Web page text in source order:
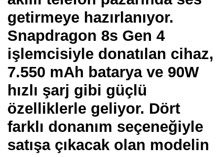
getirmeye hazırlanıyor.
Snapdragon 8s Gen 4
işlemcisiyle donatılan cihaz,
7.550 mAh batarya ve 90W
hızlı şarj gibi güçlü
özelliklerle geliyor. Dört
farklı donanım seçeneğiyle
satışa çıkacak olan modelin